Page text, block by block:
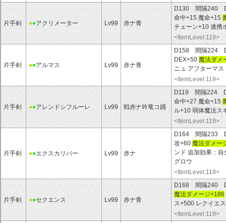
片手剣 ●●アクリメーター Lv99 赤ナ青
D130 間隔240
命中+15 魔命+15
チェーン+10 連携
<ItemLevel:119>
片手剣 ●●アルマス Lv99 赤ナ青
D158 間隔224
DEX+50 魔法ダメ
ニュ アフターマ
<ItemLevel:119>
片手剣 ●●アレンドシフルーレ Lv99 戦赤ナ吟竜コ踊
D119 間隔224
命中+27 魔命+15
ル+10 弱体魔法ス
<ItemLevel:119>
片手剣 ●●エクスカリバー Lv99 赤ナ
D164 間隔233
攻+60 魔法ダメー
ンド 追加効果：
グロウ
<ItemLevel:119>
片手剣 ●●セクエンス Lv99 赤ナ青
D168 間隔240
魔法ダメージ+186
ス+500 レクイエ
<ItemLevel:119>